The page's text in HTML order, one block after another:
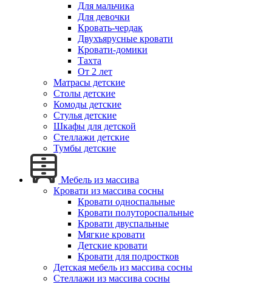
Для мальчика
Для девочки
Кровать-чердак
Двухъярусные кровати
Кровати-домики
Тахта
От 2 лет
Матрасы детские
Столы детские
Комоды детские
Стулья детские
Шкафы для детской
Стеллажи детские
Тумбы детские
Мебель из массива
Кровати из массива сосны
Кровати односпальные
Кровати полутороспальные
Кровати двуспальные
Мягкие кровати
Детские кровати
Кровати для подростков
Детская мебель из массива сосны
Стеллажи из массива сосны